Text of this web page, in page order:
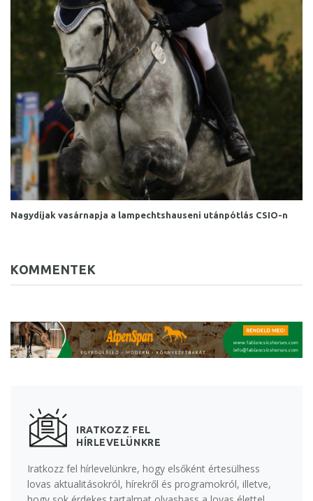
Nagydíjak vasárnapja a lampechtshauseni utánpótlás CSIO-n
KOMMENTEK
IRATKOZZ FEL
HÍRLEVELÜNKRE
Iratkozz fel hírlevelünkre, hogy elsőként értesülhess
lovas aktualitásokról, hírekről és programokról, illetve,